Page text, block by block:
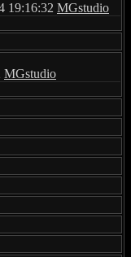
19:16:32 MGstudio
MGstudio